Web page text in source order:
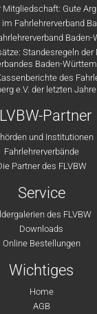
Mitgliedschaft: Gute
Fahrlehrerverband
Baden-
Standesregeln der
Baden-
des
e.V. der letzten
Partner
und Institutionen
Fahrlehrerverbände
Partner des FLVBW
Service
des FLVBW
Downloads
Online Bestellungen
Wichtiges
Home
AGB